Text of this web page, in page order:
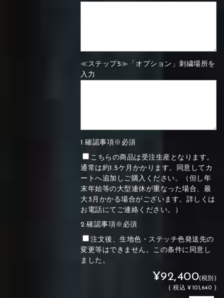
≪ステップ5≫「オプション」刺繍場所を
入力
1.確認事項※必須
こちらの商品は受注生産となります。
通常は約1.5ケ月かかります。同意してカ
ートへ追加しご購入ください。（但し年
末年始等の大型連休が重なった場合、最
大3月かかる場合がございます。詳しくは
お電話にてご連絡ください。）
2.確認事項※必須
注文後、生地色・ステッチ色発送先の
変更等はできません。この条件に同意し
ました。
¥92,400(税別)
(税込 ¥101,640 )